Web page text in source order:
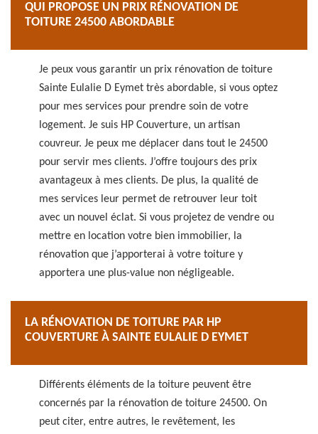
QUI PROPOSE UN PRIX RÉNOVATION DE
TOITURE 24500 ABORDABLE
Je peux vous garantir un prix rénovation de toiture
Sainte Eulalie D Eymet très abordable, si vous optez
pour mes services pour prendre soin de votre
logement. Je suis HP Couverture, un artisan
couvreur. Je peux me déplacer dans tout le 24500
pour servir mes clients. J’offre toujours des prix
avantageux à mes clients. De plus, la qualité de
mes services leur permet de retrouver leur toit
avec un nouvel éclat. Si vous projetez de vendre ou
mettre en location votre bien immobilier, la
rénovation que j’apporterai à votre toiture y
apportera une plus-value non négligeable.
LA RÉNOVATION DE TOITURE PAR HP
COUVERTURE À SAINTE EULALIE D EYMET
Différents éléments de la toiture peuvent être
concernés par la rénovation de toiture 24500. On
peut citer, entre autres, le revêtement, les